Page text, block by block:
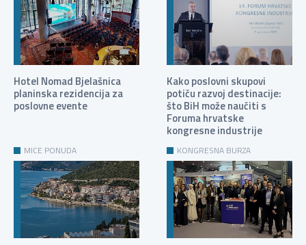
Hotel Nomad Bjelašnica
planinska rezidencija za
poslovne evente
Kako poslovni skupovi
potiču razvoj destinacije:
što BiH može naučiti s
Foruma hrvatske
kongresne industrije
MICE PONUDA KONGRESNA BURZA